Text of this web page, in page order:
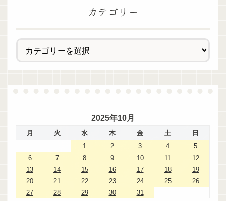
カテゴリー
2025年10月
月 火 水 木 金 土
日
1
2 3 4
5
6
7 8 9 10 11
12
13
14 15 16 17 18
19
20
21 22 23 24 25
26
27
28 29 30 31